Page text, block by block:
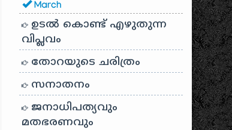
March
ഉടൽ കൊണ്ട് എഴുതുന്ന
വിപ്ലവം
തോറയുടെ ചരിത്രം
സനാതനം
ജനാധിപത്യവും
മതഭരണവും